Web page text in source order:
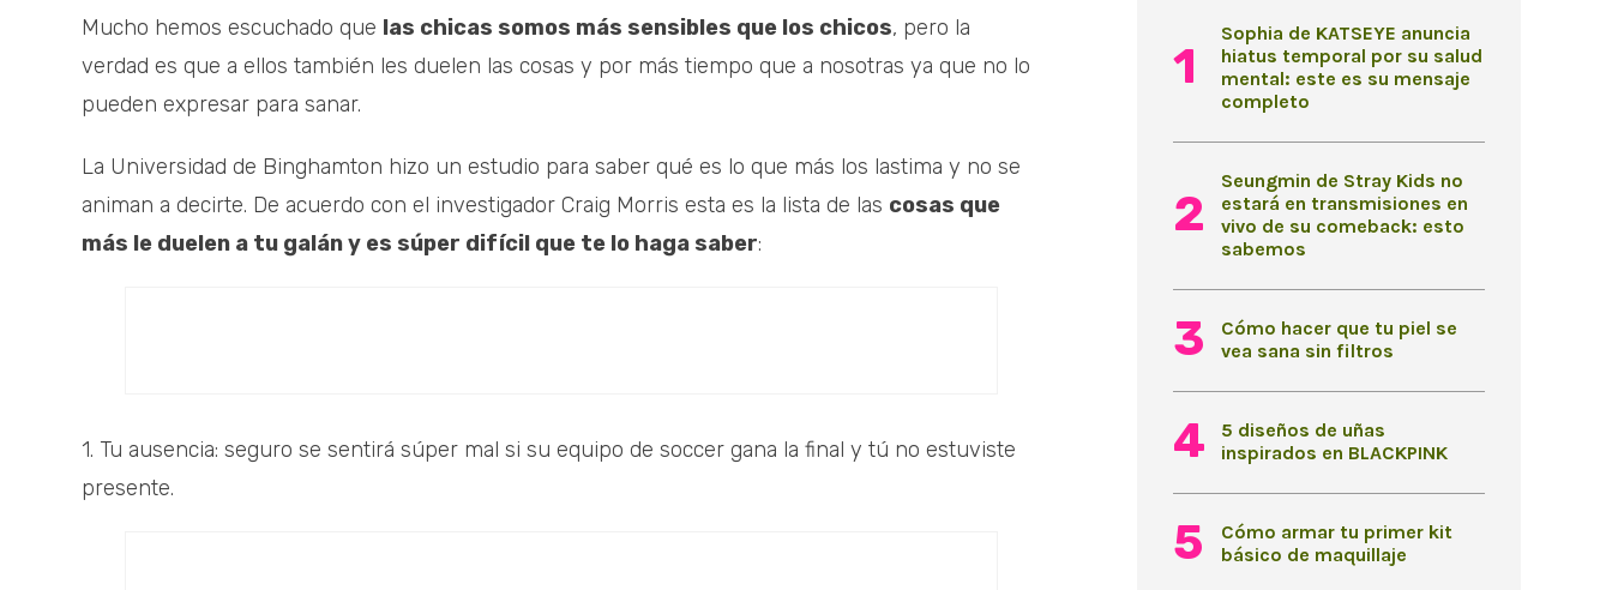
Mucho hemos escuchado que las chicas somos más sensibles que los chicos, pero la
verdad es que a ellos también les duelen las cosas y por más tiempo que a nosotras ya que no lo
pueden expresar para sanar.
La Universidad de Binghamton hizo un estudio para saber qué es lo que más los lastima y no se
animan a decirte. De acuerdo con el investigador Craig Morris esta es la lista de las cosas que
más le duelen a tu galán y es súper difícil que te lo haga saber:
1. Tu ausencia: seguro se sentirá súper mal si su equipo de soccer gana la final y tú no estuviste
presente.
Sophia de KATSEYE anuncia
hiatus temporal por su salud
mental: este es su mensaje
completo
Seungmin de Stray Kids no
estará en transmisiones en
vivo de su comeback: esto
sabemos
Cómo hacer que tu piel se
vea sana sin filtros
5 diseños de uñas
inspirados en BLACKPINK
Cómo armar tu primer kit
básico de maquillaje